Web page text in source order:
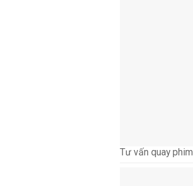
Tư vấn quay phim